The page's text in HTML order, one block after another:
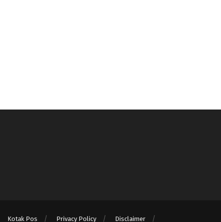
Kotak Pos Privacy Policy Disclaimer